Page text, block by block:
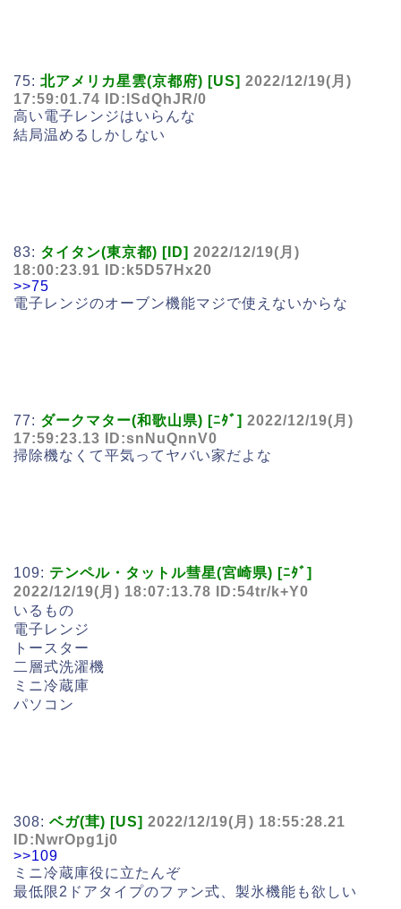
75: 北アメリカ星雲(京都府) [US] 2022/12/19(月)
17:59:01.74 ID:lSdQhJR/0
高い電子レンジはいらんな
結局温めるしかしない
83: タイタン(東京都) [ID] 2022/12/19(月)
18:00:23.91 ID:k5D57Hx20
>>75
電子レンジのオーブン機能マジで使えないからな
77: ダークマター(和歌山県) [ﾆﾀﾞ] 2022/12/19(月)
17:59:23.13 ID:snNuQnnV0
掃除機なくて平気ってヤバい家だよな
109: テンペル・タットル彗星(宮崎県) [ﾆﾀﾞ]
2022/12/19(月) 18:07:13.78 ID:54tr/k+Y0
いるもの
電子レンジ
トースター
二層式洗濯機
ミニ冷蔵庫
パソコン
308: ベガ(茸) [US] 2022/12/19(月) 18:55:28.21
ID:NwrOpg1j0
>>109
ミニ冷蔵庫役に立たんぞ
最低限2ドアタイプのファン式、製氷機能も欲しい